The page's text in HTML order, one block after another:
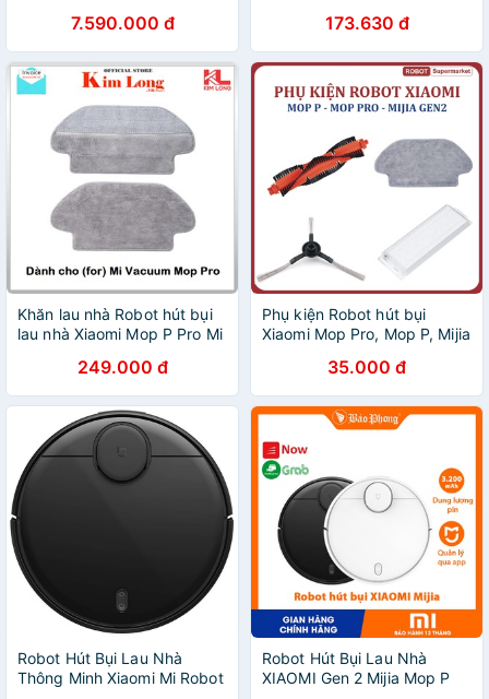
7.590.000 đ 173.630 đ
Khăn lau nhà Robot hút bụi
lau nhà Xiaomi Mop P Pro Mi
SKV4123TY249.000 đ
Phụ kiện Robot hút bụi
Xiaomi Mop Pro, Mop P, Mijia
Khăn lau, Chổi giữa, Chổi
cạnh
35.000 đ
Robot Hút Bụi Lau Nhà
Thông Minh Xiaomi Mi Robot
Robot Hút Bụi Lau Nhà
XIAOMI Gen 2 Mijia Mop P